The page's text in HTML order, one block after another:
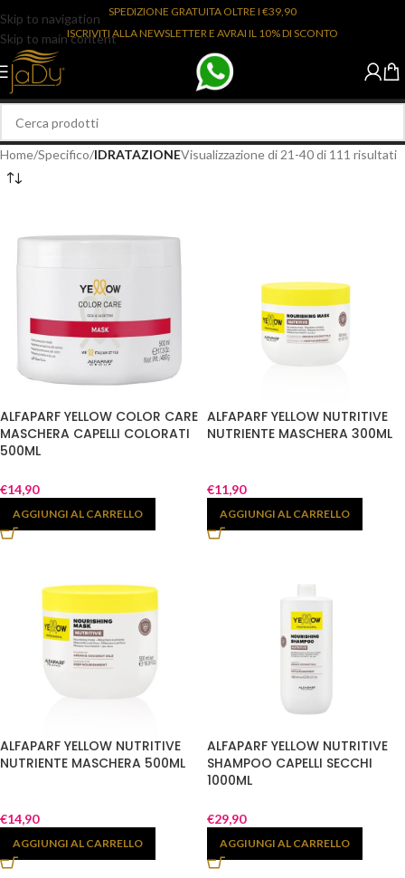
Skip to navigation
Skip to main content
SPEDIZIONE GRATUITA OLTRE I €39,90
ISCRIVITI ALLA NEWSLETTER E AVRAI IL 10% DI SCONTO
Home/Specifico/IDRATAZIONEVisualizzazione di 21-40 di 111 risultati
ALFAPARF YELLOW COLOR CARE
MASCHERA CAPELLI COLORATI
500ML
€14,90
AGGIUNGI AL CARRELLO
ALFAPARF YELLOW NUTRITIVE
NUTRIENTE MASCHERA 300ML
€11,90
AGGIUNGI AL CARRELLO
ALFAPARF YELLOW NUTRITIVE
NUTRIENTE MASCHERA 500ML
€14,90
AGGIUNGI AL CARRELLO
ALFAPARF YELLOW NUTRITIVE
SHAMPOO CAPELLI SECCHI
1000ML
€29,90
AGGIUNGI AL CARRELLO